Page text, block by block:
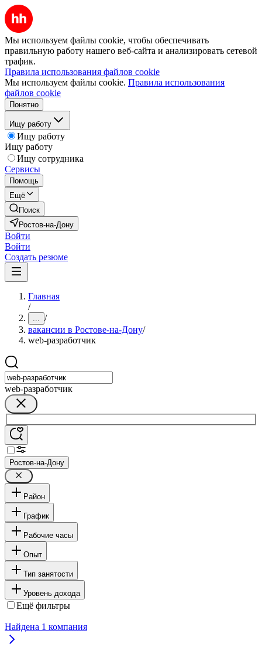
Мы используем файлы cookie, чтобы обеспечивать
правильную работу нашего веб-сайта и анализировать сетевой
трафик.
Правила использования файлов cookie
Мы используем файлы cookie. Правила использования
файлов cookie
Понятно
Ищу работу
Ищу работу
Ищу работу
Ищу сотрудника
Сервисы
Помощь
Ещё
Поиск
Ростов-на-Дону
Войти
Войти
Создать резюме
Главная
/
... /
вакансии в Ростове-на-Дону/
web-разработчик
web-разработчик
Ростов-на-Дону
Район
График
Рабочие часы
Опыт
Тип занятости
Уровень дохода
Ещё фильтры
Найдена 1 компания